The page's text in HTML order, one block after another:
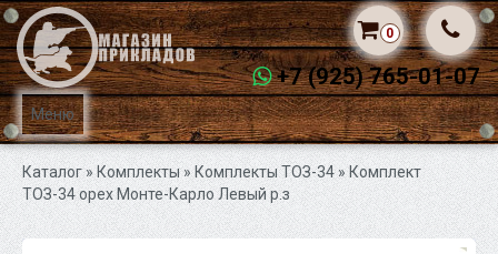
Меню
+7 (925) 765-01-07
0
Каталог» Комплекты »Комплекты ТОЗ-34» Комплект
ТОЗ-34 орех Монте-Карло Левый р.з